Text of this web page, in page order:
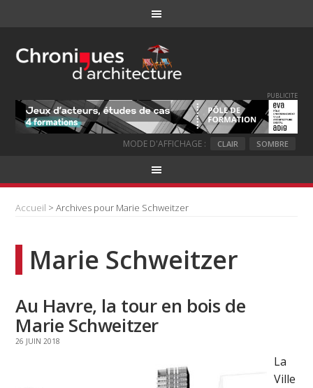
PUBLICITE
MODE D'AFFICHAGE : CLAIR SOMBRE
Accueil > Archives pour Marie Schweitzer
Marie Schweitzer
Au Havre, la tour en bois de
Marie Schweitzer
26 JUIN 2018
La
Ville